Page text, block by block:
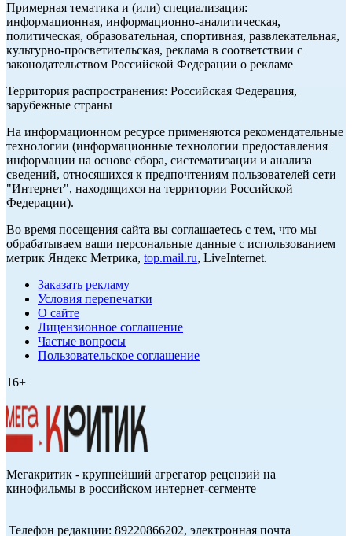
Примерная тематика и (или) специализация:
информационная, информационно-аналитическая,
политическая, образовательная, спортивная, развлекательная,
культурно-просветительская, реклама в соответствии с
законодательством Российской Федерации о рекламе
Территория распространения: Российская Федерация,
зарубежные страны
На информационном ресурсе применяются рекомендательные
технологии (информационные технологии предоставления
информации на основе сбора, систематизации и анализа
сведений, относящихся к предпочтениям пользователей сети
"Интернет", находящихся на территории Российской
Федерации).
Во время посещения сайта вы соглашаетесь с тем, что мы
обрабатываем ваши персональные данные с использованием
метрик Яндекс Метрика, top.mail.ru, LiveInternet.
Заказать рекламу
Условия перепечатки
О сайте
Лицензионное соглашение
Частые вопросы
Пользовательское соглашение
16+
Мегакритик - крупнейший агрегатор рецензий на
кинофильмы в российском интернет-сегменте
Телефон редакции: 89220866202, электронная почта